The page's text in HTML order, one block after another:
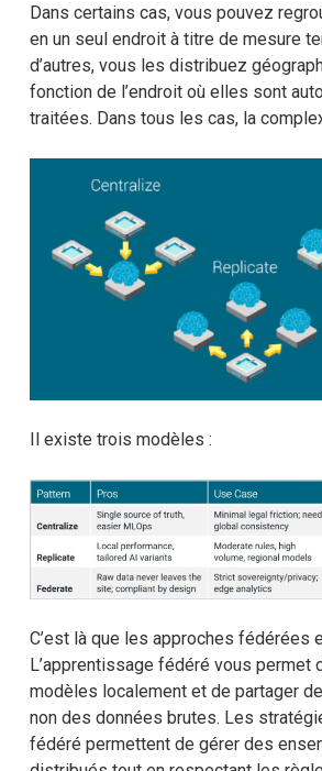
Dans certains cas, vous pouvez
en un seul endroit à titre de mesure
d’autres, vous les distribuez
fonction de l’endroit où elles sont
traitées. Dans tous les cas, la
Il existe trois modèles :
C’est là que les approches fédérées
L’apprentissage fédéré vous permet
modèles localement et de partager
non des données brutes. Les
fédéré permettent de gérer des